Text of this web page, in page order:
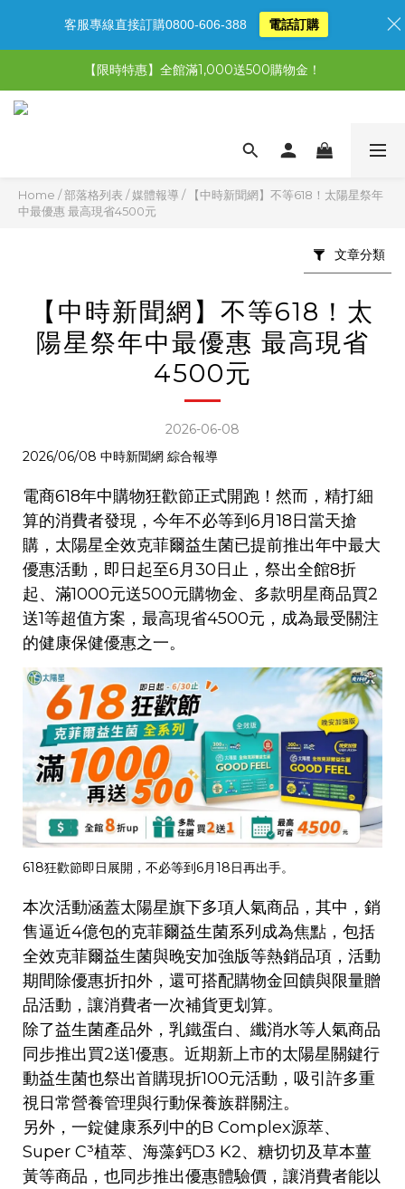
【限時特惠】全館滿1,000送500購物金！
【限時特惠】全館滿1,000送500購物金！
【首購免運再送500購物金】馬上加入會員
【限時特惠】全館滿1,000送500購物金！
Home /部落格列表 /媒體報導 /
【中時新聞網】不等618！太陽星祭年
中最優惠 最高現省4500元
文章分類
【中時新聞網】不等618！太
陽星祭年中最優惠 最高現省
4500元
2026-06-08
2026/06/08 中時新聞網 綜合報導
電商618年中購物狂歡節正式開跑！然而，精打細
算的消費者發現，今年不必等到6月18日當天搶
購，太陽星全效克菲爾益生菌已提前推出年中最大
優惠活動，即日起至6月30日止，祭出全館8折
起、滿1000元送500元購物金、多款明星商品買2
送1等超值方案，最高現省4500元，成為最受關注
的健康保健優惠之一。
618狂歡節即日展開，不必等到6月18日再出手。
本次活動涵蓋太陽星旗下多項人氣商品，其中，銷
售逼近4億包的克菲爾益生菌系列成為焦點，包括
全效克菲爾益生菌與晚安加強版等熱銷品項，活動
期間除優惠折扣外，還可搭配購物金回饋與限量贈
品活動，讓消費者一次補貨更划算。
除了益生菌產品外，乳鐵蛋白、纖消水等人氣商品
同步推出買2送1優惠。近期新上市的太陽星關鍵行
動益生菌也祭出首購現折100元活動，吸引許多重
視日常營養管理與行動保養族群關注。
另外，一錠健康系列中的B Complex源萃、
Super C³植萃、海藻鈣D3 K2、糖切切及草本薑
黃等商品，也同步推出優惠體驗價，讓消費者能以
客服專線直接訂購0800-606-388 電話訂購